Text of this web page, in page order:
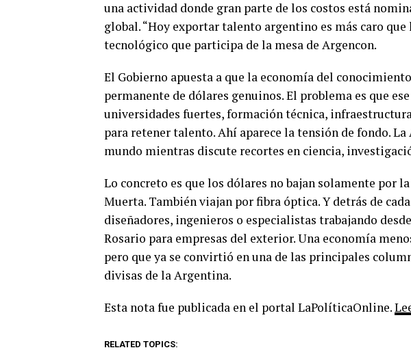
una actividad donde gran parte de los costos está
global. “Hoy exportar talento argentino es más caro que
tecnológico que participa de la mesa de Argencon.
El Gobierno apuesta a que la economía del
permanente de dólares genuinos. El problema es que
universidades fuertes, formación técnica,
para retener talento. Ahí aparece la tensión de fondo.
mundo mientras discute recortes en ciencia,
Lo concreto es que los dólares no bajan solamente por
Muerta. También viajan por fibra óptica. Y detrás de
diseñadores, ingenieros o especialistas trabajando
Rosario para empresas del exterior. Una economía
pero que ya se convirtió en una de las principales
divisas de la Argentina.
Esta nota fue publicada en el portal LaPolíticaOnline.
RELATED TOPICS: